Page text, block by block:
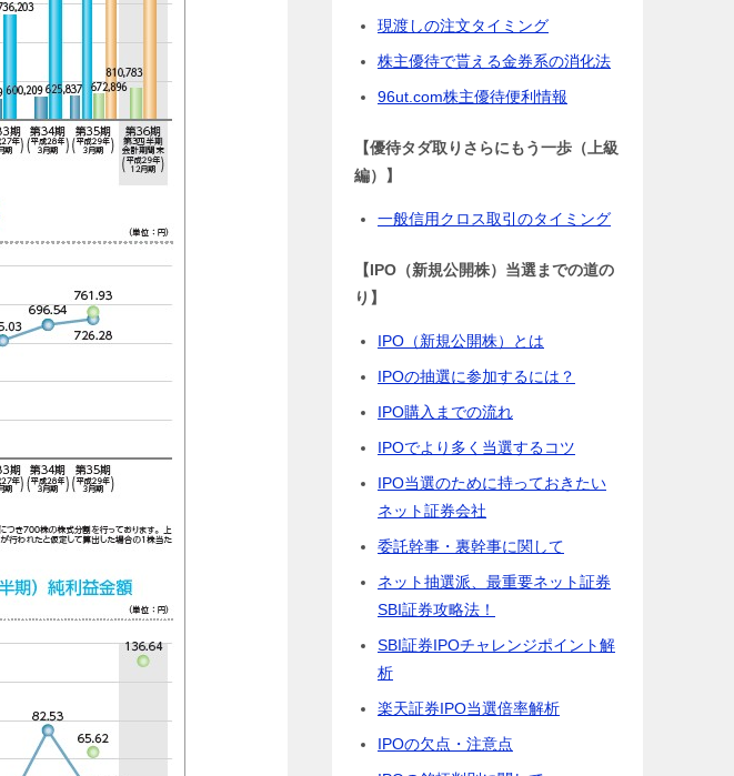
現渡しの注文タイミング
株主優待で貰える金券系の消化法
96ut.com株主優待便利情報
【優待タダ取りさらにもう一歩（上級
編）】
一般信用クロス取引のタイミング
【IPO（新規公開株）当選までの道の
り】
IPO（新規公開株）とは
IPOの抽選に参加するには？
IPO購入までの流れ
IPOでより多く当選するコツ
IPO当選のために持っておきたい
ネット証券会社
委託幹事・裏幹事に関して
ネット抽選派、最重要ネット証券
SBI証券攻略法！
SBI証券IPOチャレンジポイント解
析
楽天証券IPO当選倍率解析
IPOの欠点・注意点